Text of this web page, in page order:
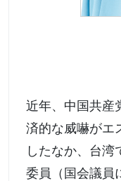
近年、中国共産
済的な威嚇がエ
したなか、台湾
委員（国会議員